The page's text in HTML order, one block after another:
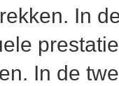
In
In de